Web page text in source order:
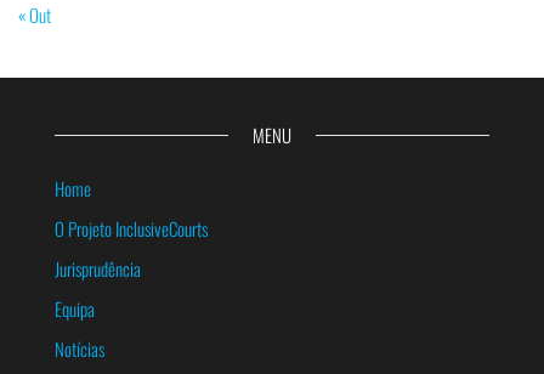
« Out
MENU
Home
O Projeto InclusiveCourts
Jurisprudência
Equipa
Notícias